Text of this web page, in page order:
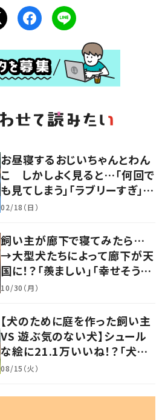
お昼寝するおじいちゃんとわん
こ しかしよく見ると…「何回で
も見てしまう」「ラブリーすぎ」の
声
02/18（日）
飼い主が廊下で寝てみたら…
→大型犬たちによって廊下が天
国に！？「羨ましい」「幸せそう」
の声
10/30（月）
【犬のために庭を作った飼い主
VS 遊ぶ気のない犬】シュール
な絵に21.1万いいね！？「犬の
強い意志を感じる」
08/15（火）